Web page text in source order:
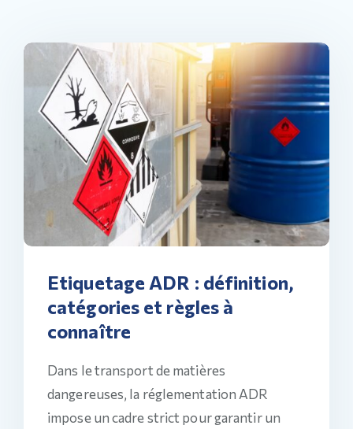
Etiquetage ADR : définition,
catégories et règles à
connaître
Dans le transport de matières
dangereuses, la réglementation ADR
impose un cadre strict pour garantir un